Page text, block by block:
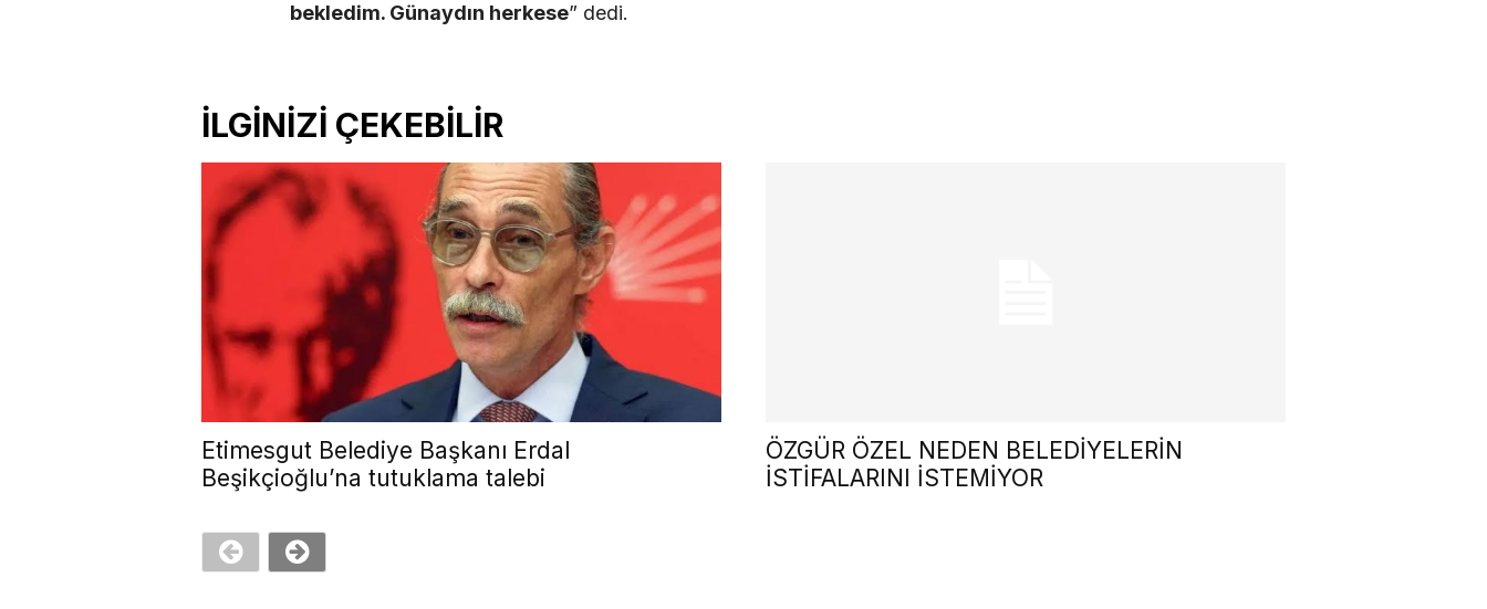
bekledim. Günaydın herkese” dedi.
İLGİNİZİ ÇEKEBİLİR
Etimesgut Belediye Başkanı Erdal
Beşikçioğlu’na tutuklama talebi
ÖZGÜR ÖZEL NEDEN BELEDİYELERİN
İSTİFALARINI İSTEMİYOR